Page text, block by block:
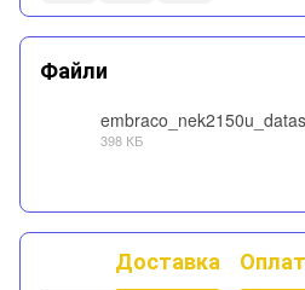
Файли
398 КБ
Доставка